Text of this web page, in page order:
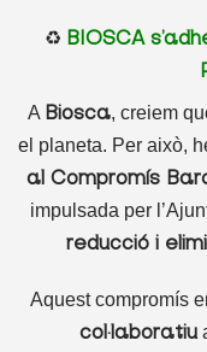
♻️ BIOSCA
A Biosca, creiem
el planeta. Per això,
al Compromís
impulsada per
reducció i
Aquest compromís
col·laboratiu